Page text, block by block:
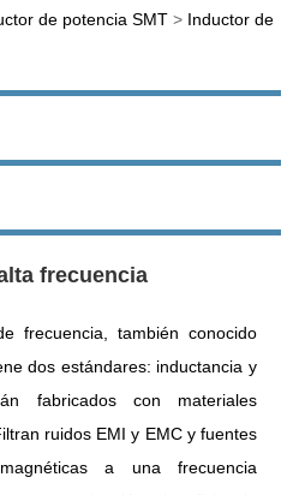
de potencia SMT > Inductor de
frecuencia
frecuencia, también conocido
dos estándares: inductancia y
fabricados con materiales
ruidos EMI y EMC y fuentes
a una frecuencia